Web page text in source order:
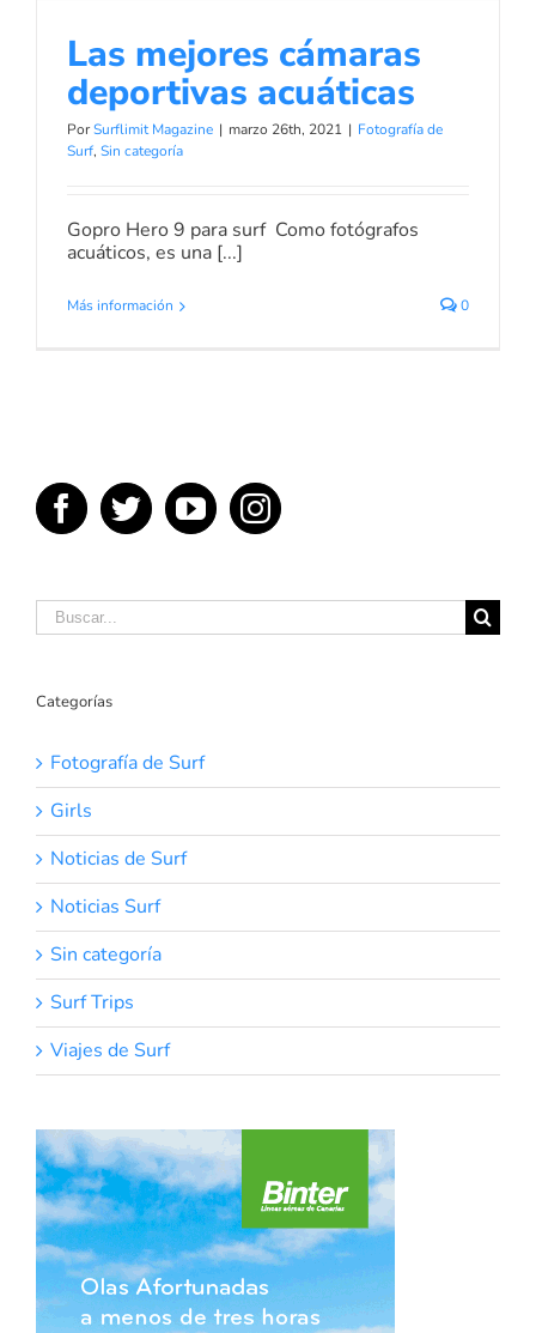
Las mejores cámaras
deportivas acuáticas
PorSurflimit Magazine | marzo 26th, 2021 | Fotografía de
Surf, Sin categoría
Gopro Hero 9 para surf Como fotógrafos
acuáticos, es una [...]
Más información 0
Buscar:
Categorías
Fotografía de Surf
Girls
Noticias de Surf
Noticias Surf
Sin categoría
Surf Trips
Viajes de Surf